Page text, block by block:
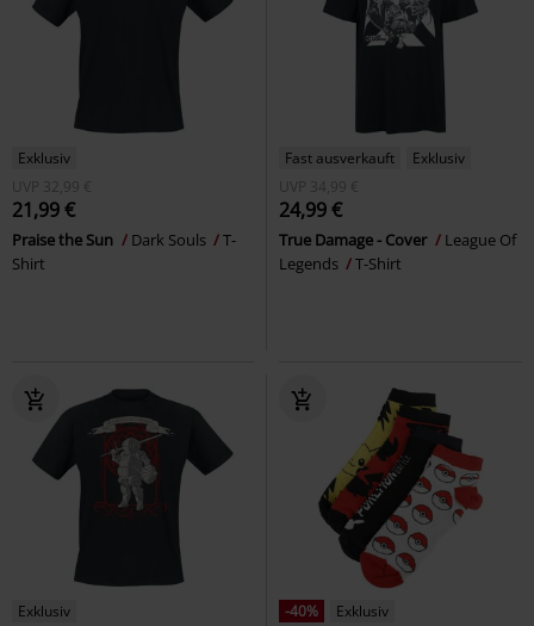
Exklusiv
UVP
32,99 €
21,99 €
Praise the Sun Dark Souls
T-
Shirt
Fast ausverkauft
Exklusiv
UVP
34,99 €
24,99 €
True Damage - Cover
League Of
Legends
T-Shirt
Exklusiv -40% Exklusiv